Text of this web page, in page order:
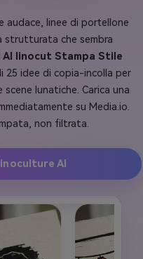
audace, linee di portellone
strutturata che sembra
AI linocut Stampa Stile
25 idee di copia-incolla per
lunatiche. Carica una
su Media.io.
non filtrata.
AI